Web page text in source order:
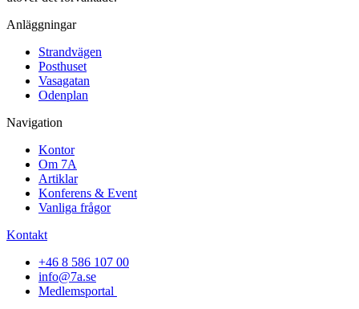
Anläggningar
Strandvägen
Posthuset
Vasagatan
Odenplan
Navigation
Kontor
Om 7A
Artiklar
Konferens & Event
Vanliga frågor
Kontakt
+46 8 586 107 00
info@7a.se
Medlemsportal